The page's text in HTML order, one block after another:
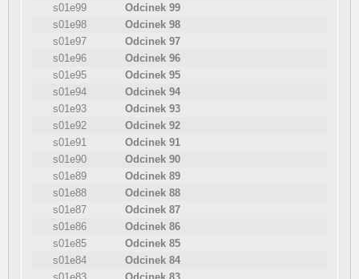
s01e99
Odcinek 99
s01e98
Odcinek 98
s01e97
Odcinek 97
s01e96
Odcinek 96
s01e95
Odcinek 95
s01e94
Odcinek 94
s01e93
Odcinek 93
s01e92
Odcinek 92
s01e91
Odcinek 91
s01e90
Odcinek 90
s01e89
Odcinek 89
s01e88
Odcinek 88
s01e87
Odcinek 87
s01e86
Odcinek 86
s01e85
Odcinek 85
s01e84
Odcinek 84